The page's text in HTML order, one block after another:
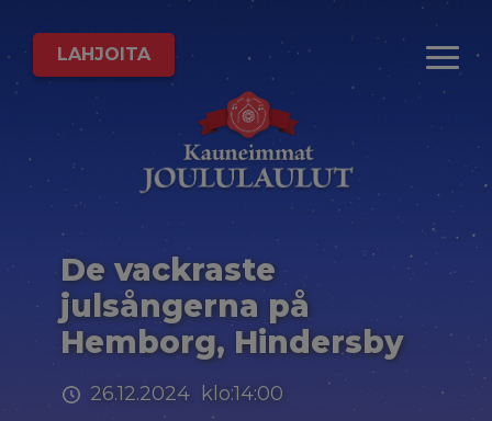
LAHJOITA
De vackraste
julsångerna på
Hemborg, Hindersby
26.12.2024 klo:14:00